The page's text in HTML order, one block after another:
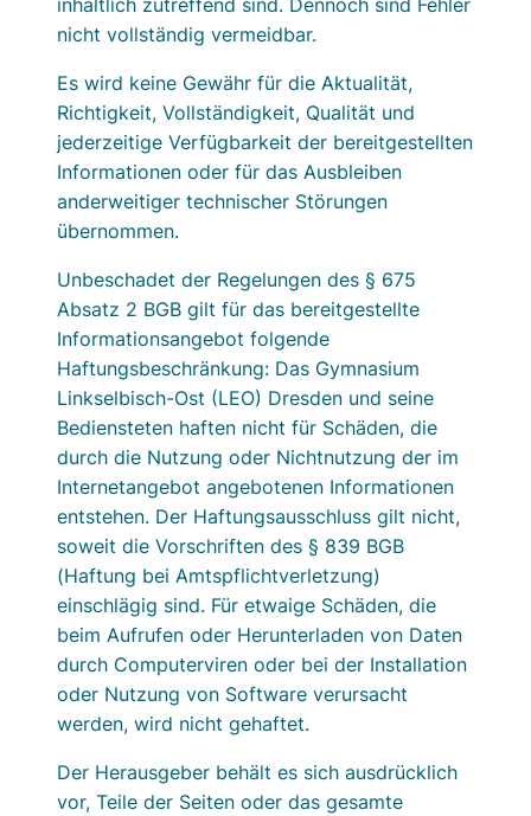
nicht vollständig vermeidbar.
Es wird keine Gewähr für die Aktualität,
Richtigkeit, Vollständigkeit, Qualität und
jederzeitige Verfügbarkeit der bereitgestellten
Informationen oder für das Ausbleiben
anderweitiger technischer Störungen
übernommen.
Unbeschadet der Regelungen des § 675
Absatz 2 BGB gilt für das bereitgestellte
Informationsangebot folgende
Haftungsbeschränkung: Das Gymnasium
Linkselbisch-Ost (LEO) Dresden und seine
Bediensteten haften nicht für Schäden, die
durch die Nutzung oder Nichtnutzung der im
Internetangebot angebotenen Informationen
entstehen. Der Haftungsausschluss gilt nicht,
soweit die Vorschriften des § 839 BGB
(Haftung bei Amtspflichtverletzung)
einschlägig sind. Für etwaige Schäden, die
beim Aufrufen oder Herunterladen von Daten
durch Computerviren oder bei der Installation
oder Nutzung von Software verursacht
werden, wird nicht gehaftet.
Der Herausgeber behält es sich ausdrücklich
vor, Teile der Seiten oder das gesamte